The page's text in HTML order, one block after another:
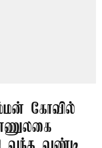
கோவில்